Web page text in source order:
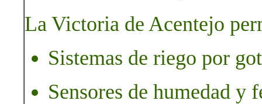
La Victoria de Acentejo
Sistemas de riego por
Sensores de humedad